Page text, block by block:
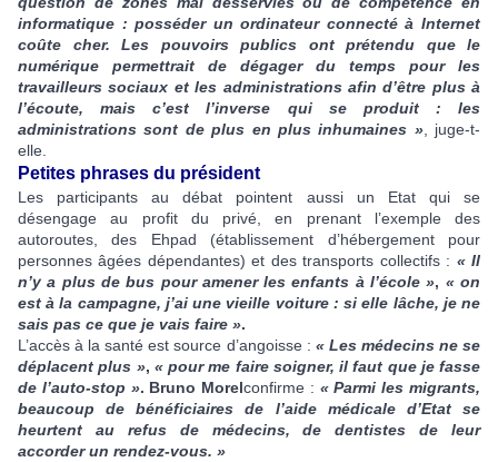
informatique : posséder un ordinateur connecté à Internet
coûte cher. Les pouvoirs publics ont prétendu que le
numérique permettrait de dégager du temps pour les
travailleurs sociaux et les administrations afin d’être plus à
l’écoute, mais c’est l’inverse qui se produit : les
administrations sont de plus en plus inhumaines », juge-t-
elle.
Petites phrases du président
Les participants au débat pointent aussi un Etat qui se
désengage au profit du privé, en prenant l’exemple des
autoroutes, des Ehpad (établissement d’hébergement pour
personnes âgées dépendantes) et des transports collectifs : « Il
n’y a plus de bus pour amener les enfants à l’école », « on
est à la campagne, j’ai une vieille voiture : si elle lâche, je ne
sais pas ce que je vais faire ».
L’accès à la santé est source d’angoisse : « Les médecins ne se
déplacent plus », « pour me faire soigner, il faut que je fasse
de l’auto-stop ». Bruno Morelconfirme : « Parmi les migrants,
beaucoup de bénéficiaires de l’aide médicale d’Etat se
heurtent au refus de médecins, de dentistes de leur
accorder un rendez-vous. »